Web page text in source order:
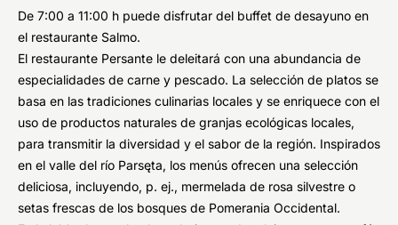
De 7:00 a 11:00 h puede disfrutar del buffet de desayuno en
el restaurante Salmo.
El restaurante Persante le deleitará con una abundancia de
especialidades de carne y pescado. La selección de platos se
basa en las tradiciones culinarias locales y se enriquece con el
uso de productos naturales de granjas ecológicas locales,
para transmitir la diversidad y el sabor de la región. Inspirados
en el valle del río Parsęta, los menús ofrecen una selección
deliciosa, incluyendo, p. ej., mermelada de rosa silvestre o
setas frescas de los bosques de Pomerania Occidental.